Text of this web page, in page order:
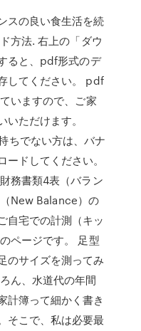
スの良い食生活を続
方法. 右上の「ダウ
ると、pdf形式のデ
してください。 pdf
いますので、ご家
ただけます。
でない方は、バナ
ドしてください。
務書類4表（バラン
New Balance）の
宅での計測（キッ
ページです。 足型
のサイズを測ってみ
ん、水道代の年間
計簿って細かく書き
そこで、私は必要最